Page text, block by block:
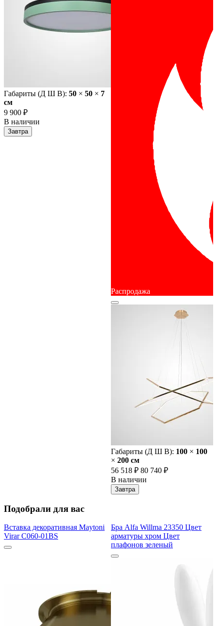
Габариты (Д Ш В): 50 × 50 × 7
cм
9 900 ₽
В наличии
Завтра
Распродажа
Габариты (Д Ш В): 100 × 100
× 200 cм
56 518 ₽ 80 740 ₽
В наличии
Завтра
Подобрали для вас
Вставка декоративная Maytoni
Virar C060-01BS
Бра Alfa Willma 23350 Цвет
арматуры хром Цвет
плафонов зеленый